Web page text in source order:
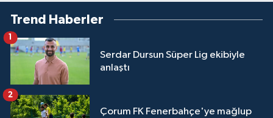
Trend Haberler
Serdar Dursun Süper Lig ekibiyle
anlaştı
Çorum FK Fenerbahçe'ye mağlup
2